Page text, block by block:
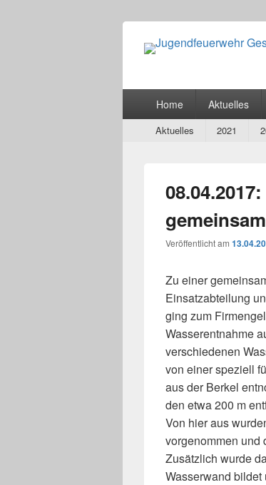
Hauptmenü
Home Aktuelles
Secondary
Aktuelles 2021
Veröffentlicht am
Zu einer
Einsatzabteilung
ging zum
Wasserentnahme
verschiedenen
von einer speziell
aus der Berkel
den etwa 200 m
Von hier aus
vorgenommen und
Zusätzlich wurde
Wasserwand